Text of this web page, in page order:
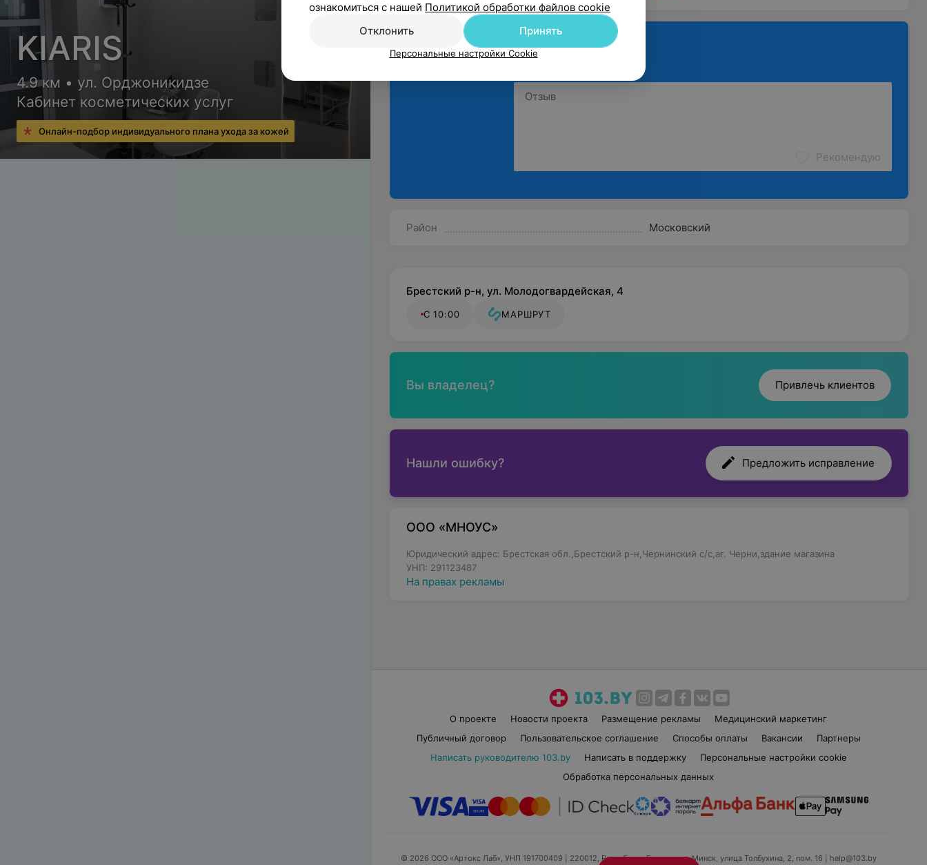
Поделитесь
мнением
Рекомендую
Район Московский
Брестский р-н, ул. Молодогвардейская, 4
С 10:00 МАРШРУТ
Вы владелец? Привлечь клиентов
Нашли ошибку? Предложить исправление
ООО «МНОУС»
Юридический адрес: Брестская обл.,Брестский р-н,Чернинский с/с,аг. Черни,здание магазина
УНП: 291123487
На правах рекламы
О проекте Новости проекта Размещение рекламы
Медицинский маркетинг
Публичный договор
Пользовательское соглашение Способы оплаты Вакансии
Партнеры
Написать руководителю 103.by
Написать в поддержку
Персональные настройки cookie
Обработка персональных данных
© 2026 ООО «Артокс Лаб», УНП 191700409 | 220012, Республика Беларусь, г. Минск, улица Толбухина, 2, пом. 16 | help@103.by
KIARIS
4.9 км • ул. Орджоникидзе
Кабинет косметических услуг
Онлайн-подбор индивидуального плана ухода за кожей
ознакомиться с нашей Политикой обработки файлов cookie
Отклонить
Принять
Персональные настройки Cookie